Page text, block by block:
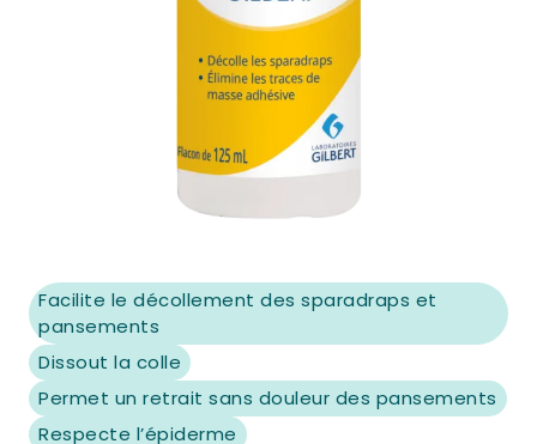
Facilite le décollement des sparadraps et
pansements
Dissout la colle
Permet un retrait sans douleur des pansements
Respecte l’épiderme